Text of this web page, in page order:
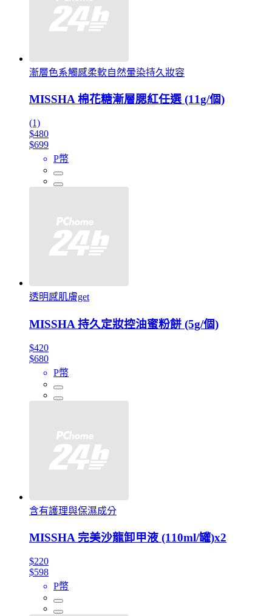
漸層色系觸感柔軟自然暈染持久妝容
MISSHA 棉花糖漸層腮紅任選 (11g/個)
(1)
$480
$699
P幣
透明感肌膚get
MISSHA 持久定妝控油蜜粉餅 (5g/個)
$420
$680
P幣
含有護理與保濕成分
MISSHA 完美沙龍卸甲液 (110ml/罐)x2
$220
$598
P幣